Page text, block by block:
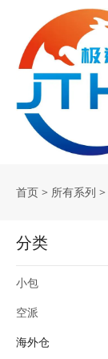
首页 > 所有系列 >
分类
小包
空派
海外仓